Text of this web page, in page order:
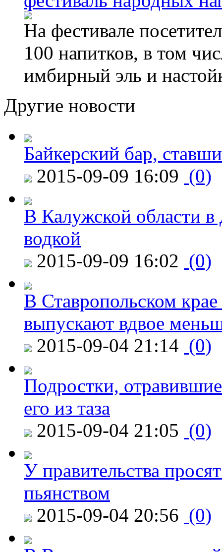
На фестивале
100 напитков, в том
имбирный эль и
Другие новости
Байкерский бар,
2015-09-09 16:09 (0)
В Калужской области в
водкой
2015-09-09 16:02 (0)
В Ставропольском
выпускают вдвое
2015-09-04 21:14 (0)
Подростки,
его из таза
2015-09-04 21:05 (0)
У правительства
пьянством
2015-09-04 20:56 (0)